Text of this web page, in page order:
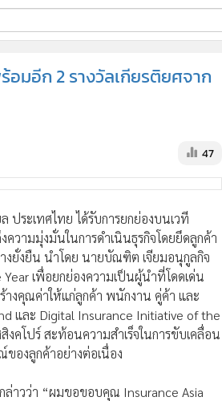
อมอีก 2 รางวัลเกียรติยศจาก
47
ระเทศไทย ได้รับการยกย่องบนเวที
ความมุ่งมั่นในการดำเนินธุรกิจโดยยึดลูกค้า
างยั่งยืน นำโดย นายบัณฑิต เจียมอนุกูลกิจ
เพื่อยกย่องความเป็นผู้นำที่โดดเด่น
างคุณค่าให้แก่ลูกค้า พนักงาน คู่ค้า และ
และ Digital Insurance Initiative of the
คโปร์ สะท้อนความสำเร็จในการขับเคลื่อน
ของลูกค้าอย่างต่อเนื่อง
ล่าวว่า “ผมขอขอบคุณ Insurance Asia